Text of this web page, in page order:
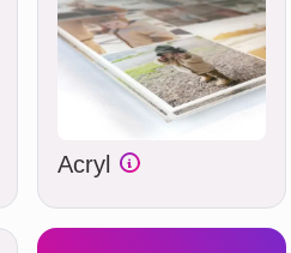
Acryl